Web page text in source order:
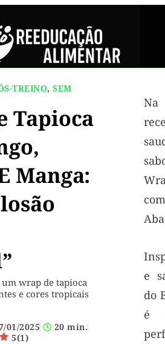
TREINO, SEM
Tapioca
Manga:
wrap de tapioca
e cores tropicais
01/2025
20 min.
5(1)
Na
e
do
é